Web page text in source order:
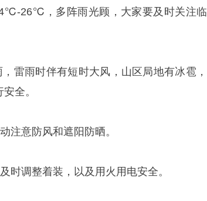
26℃，多阵雨光顾，大家要及时关注临
雷雨时伴有短时大风，山区局地有冰雹，
全。
注意防风和遮阳防晒。
时调整着装，以及用火用电安全。